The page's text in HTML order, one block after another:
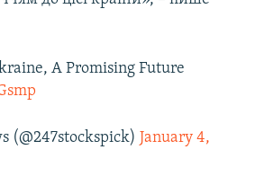
A Promising Future
(@247stockspick) January 4,